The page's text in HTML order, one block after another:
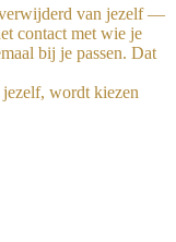
verwijderd van jezelf —
contact met wie je
bij je passen. Dat
wordt kiezen